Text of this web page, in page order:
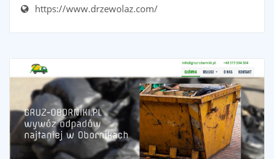
https://www.drzewolaz.com/